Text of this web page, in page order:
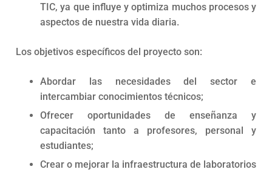
TIC, ya que influye y optimiza muchos procesos y
aspectos de nuestra vida diaria.
Los objetivos específicos del proyecto son:
Abordar las necesidades del sector e
intercambiar conocimientos técnicos;
Ofrecer oportunidades de enseñanza y
capacitación tanto a profesores, personal y
estudiantes;
Crear o mejorar la infraestructura de laboratorios